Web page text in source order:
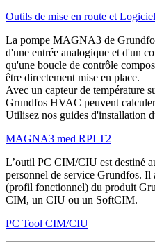
Outils de mise en route et
La pompe MAGNA3 de
d'une entrée analogique et d'un
qu'une boucle de contrôle
être directement mise en place.
Avec un capteur de température
Grundfos HVAC peuvent
Utilisez nos guides d'installation
MAGNA3 med RPI T2
L’outil PC CIM/CIU est destiné
personnel de service Grundfos. Il
(profil fonctionnel) du produit
CIM, un CIU ou un SoftCIM.
PC Tool CIM/CIU